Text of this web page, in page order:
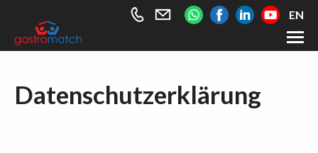
+49
589
63
info@gastromatch.net EN
Arbeitgeber
Datenschutzerklärung